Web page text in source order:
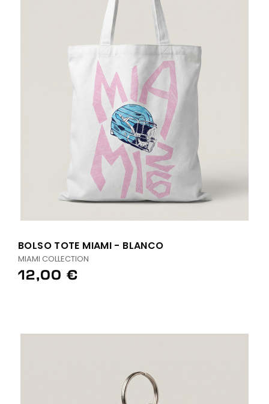
BOLSO TOTE MIAMI - BLANCO
MIAMI COLLECTION
12,00 €